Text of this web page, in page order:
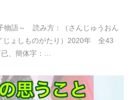
物語～ 読み方：（さんじゅうおん
じょしものがたり）2020年 全43
、簡体字：…